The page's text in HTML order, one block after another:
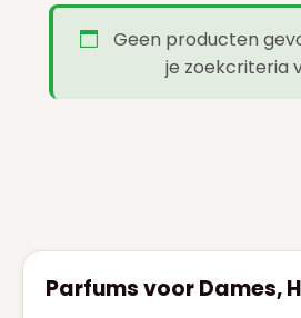
HERMES(3)
HUGO BOSS
JEAN PAUL GAULTIER
KENZO(1)
Geen producten
je zoekcriteria
Parfums voor Dames,